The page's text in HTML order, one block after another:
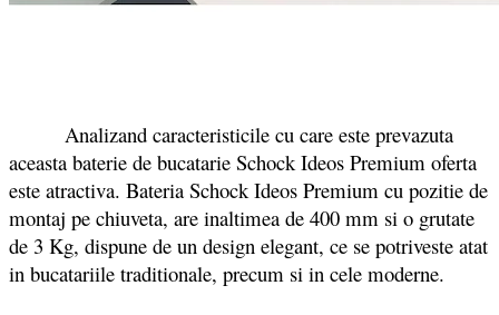
Analizand caracteristicile cu care este prevazuta
aceasta baterie de bucatarie Schock Ideos Premium oferta
este atractiva. Bateria Schock Ideos Premium cu pozitie de
montaj pe chiuveta, are inaltimea de 400 mm si o grutate
de 3 Kg, dispune de un design elegant, ce se potriveste atat
in bucatariile traditionale, precum si in cele moderne.